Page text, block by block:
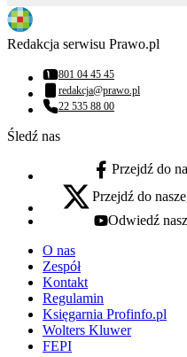
Redakcja serwisu Prawo.pl
Numer telefonu:
801 04 45 45
Adres email:
redakcja@prawo.pl
Numer telefonu:
22 535 88 00
Śledź nas
facebook - otwiera
Przejdź do
x - otwiera się w nowej karcie
Przejdź do
youtube - otwiera się
Odwiedź
O nas
Zespół
Kontakt
Regulamin
Księgarnia Profinfo.pl
Wolters Kluwer
FEPI